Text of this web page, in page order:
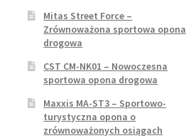
Mitas Street Force –
Zrównoważona sportowa opona
drogowa
CST CM-NK01 – Nowoczesna
sportowa opona drogowa
Maxxis MA-ST3 – Sportowo-
turystyczna opona o
zrównoważonych osiągach